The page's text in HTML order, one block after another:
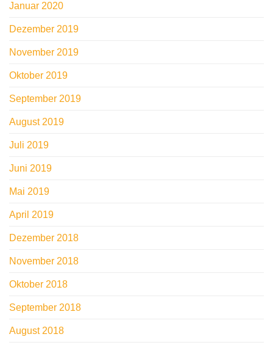
Januar 2020
Dezember 2019
November 2019
Oktober 2019
September 2019
August 2019
Juli 2019
Juni 2019
Mai 2019
April 2019
Dezember 2018
November 2018
Oktober 2018
September 2018
August 2018